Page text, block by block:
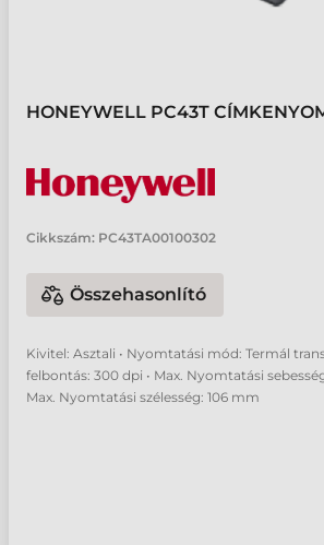
HONEYWELL PC43T
Cikkszám: PC43TA00100302
Összehasonlító
Kivitel: Asztali • Nyomtatási mód: Termál
felbontás: 300 dpi • Max. Nyomtatási
Max. Nyomtatási szélesség: 106 mm